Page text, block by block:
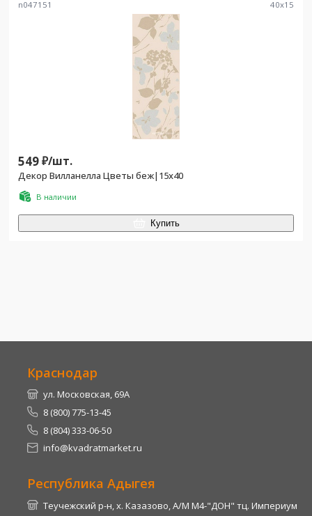
n047151 40x15
549₽/шт.
Декор Вилланелла Цветы беж|15х40
В наличии
Купить
Краснодар
ул. Московская, 69А
8 (800) 775-13-45
8 (804) 333-06-50
info@kvadratmarket.ru
Республика Адыгея
Теучежский р-н, х. Казазово, А/М М4-"ДОН" тц. Империум